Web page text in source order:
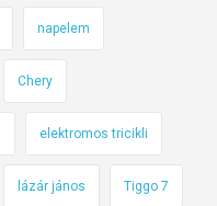
napelem
Chery
elektromos tricikli
lázár jános Tiggo 7